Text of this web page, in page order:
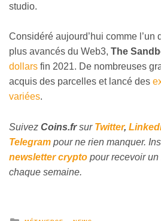
studio.
Considéré aujourd’hui comme l’un
plus avancés du Web3, The
dollars fin 2021. De nombreuses
acquis des parcelles et lancé des
variées.
Suivez Coins.frsur Twitter,
Telegram pour ne rien manquer.
newsletter crypto pour recevoir un
chaque semaine.